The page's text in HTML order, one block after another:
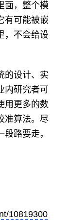
面，整个模
有可能被嵌
，不会给设
的设计、实
研究者可
用更多的数
准算法。尽
路要走，
10819300